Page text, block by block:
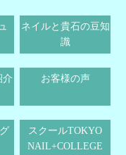
ネイルと貴石の豆知
識
介 お客様の声
スクールTOKYO
NAIL+COLLEGE